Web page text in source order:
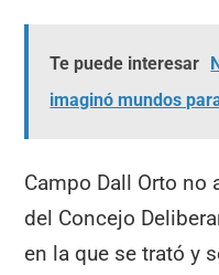
Te puede interesar
imaginó mundos
Campo Dall Orto no
del Concejo
en la que se trató y